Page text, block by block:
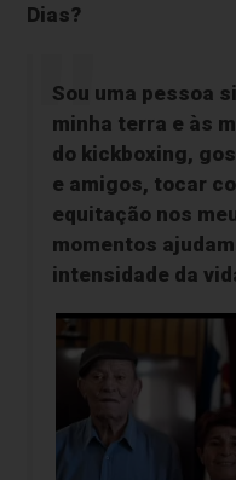
Dias?
Sou uma pessoa
minha terra e às
do kickboxing,
e amigos, tocar
equitação nos
momentos
intensidade da